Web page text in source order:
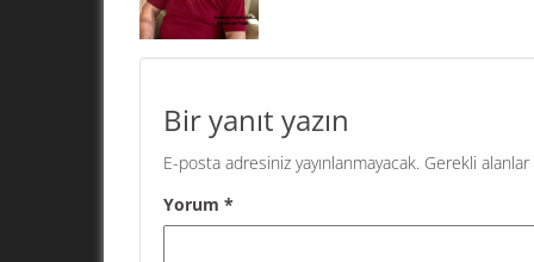
problemi; kendi sorunlarını çözmek için
işleyişe sahip olan, bağımsız, herkese eşit
Bir yanıt yazın
E-posta adresiniz yayınlanmayacak. Gerekli alanlar
Yorum *